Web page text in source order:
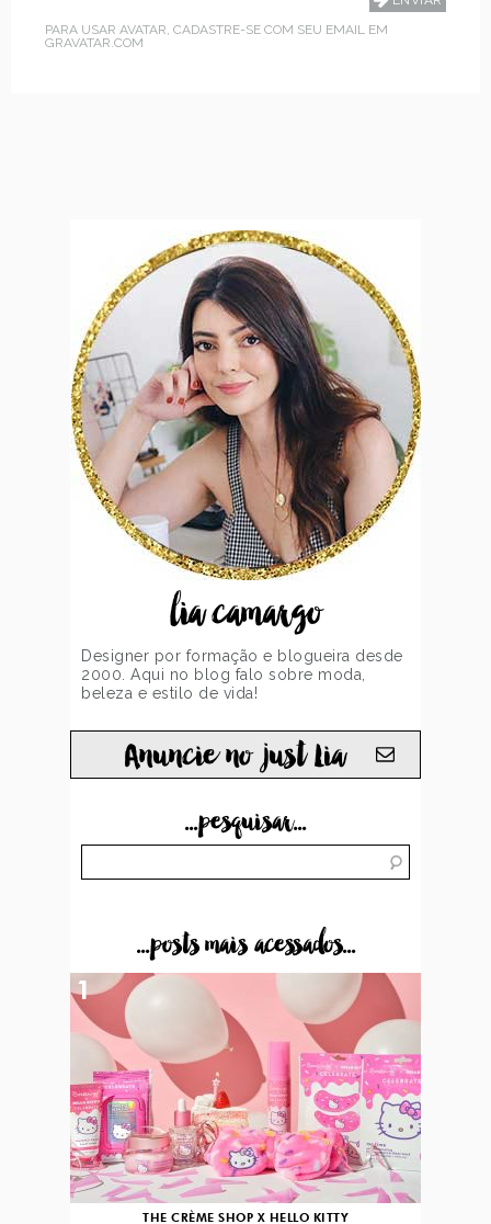
PARA USAR AVATAR, CADASTRE-SE COM SEU EMAIL EM
GRAVATAR.COM
lia camargo
Designer por formação e blogueira desde
2000. Aqui no blog falo sobre moda,
beleza e estilo de vida!
Anuncie no just Lia
...pesquisar...
...posts mais acessados...
THE CRÈME SHOP X HELLO KITTY
1